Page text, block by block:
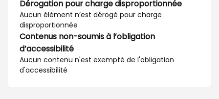
Dérogation pour charge disproportionnée
Aucun élément n’est dérogé pour charge
disproportionnée
Contenus non-soumis à l’obligation
d’accessibilité
Aucun contenu n'est exempté de l'obligation
d'accessibilité